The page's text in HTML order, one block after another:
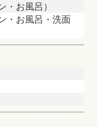
・お風呂）
・お風呂・洗面